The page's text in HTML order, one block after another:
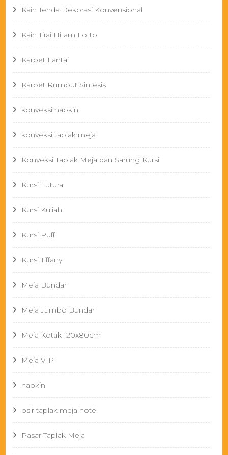
Kain Tenda Dekorasi Konvensional
Kain Tirai Hitam Lotto
Karpet Lantai
Karpet Rumput Sintesis
konveksi napkin
konveksi taplak meja
Konveksi Taplak Meja dan Sarung Kursi
Kursi Futura
Kursi Kuliah
Kursi Puff
Kursi Tiffany
Meja Bundar
Meja Jumbo Bundar
Meja Kotak 120x80cm
Meja VIP
napkin
osir taplak meja hotel
Pasar Taplak Meja